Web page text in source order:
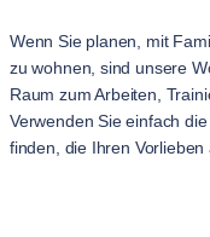
Wenn Sie planen, mit
zu wohnen, sind unsere
Raum zum Arbeiten,
Verwenden Sie einfach
finden, die Ihren Vorlieben